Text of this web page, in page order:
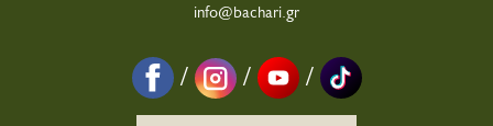
info@bachari.gr
/ / /